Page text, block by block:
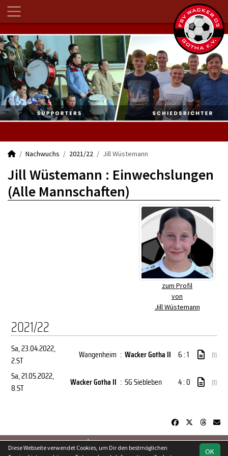
Nachwuchs 2021/22 Jill Wüstemann
Jill Wüstemann : Einwechslungen
(Alle Mannschaften)
zum Profil
von
Jill Wüstemann
2021/22
Sa, 23.04.2022,
2.ST
Wangenheim : Wacker Gotha II 6 : 1 (1)
Sa, 21.05.2022,
8.ST
Wacker Gotha II : SG Siebleben 4 : 0 (1)
soccero.de
OK
Diese Webseite verwendet Cookies, um Dir den bestmöglichen